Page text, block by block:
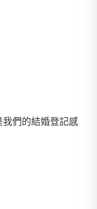
們的結婚登記感